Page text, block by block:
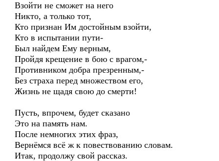
Взойти не сможет на него
Никто, а только тот,
Кто признан Им достойным взойти,
Кто в испытании пути-
Был найдем Ему верным,
Пройдя крещение в бою с врагом,-
Противником добра презренным,-
Без страха перед множеством его,
Жизнь не щадя свою до смерти!
Пусть, впрочем, будет сказано
Это на память нам.
После немногих этих фраз,
Вернёмся всё ж к повествованию словам.
Итак, продолжу свой рассказ.